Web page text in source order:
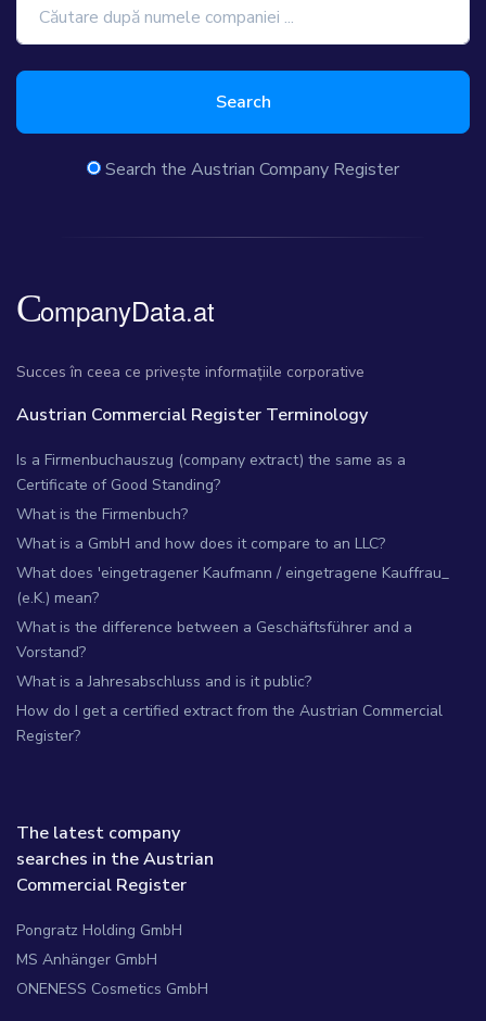
Search
Search the Austrian Company Register
Succes în ceea ce privește informațiile corporative
Austrian Commercial Register Terminology
Is a Firmenbuchauszug (company extract) the same as a
Certificate of Good Standing?
What is the Firmenbuch?
What is a GmbH and how does it compare to an LLC?
What does 'eingetragener Kaufmann / eingetragene Kauffrau_
(e.K.) mean?
What is the difference between a Geschäftsführer and a
Vorstand?
What is a Jahresabschluss and is it public?
How do I get a certified extract from the Austrian Commercial
Register?
The latest company
searches in the Austrian
Commercial Register
Pongratz Holding GmbH
MS Anhänger GmbH
ONENESS Cosmetics GmbH